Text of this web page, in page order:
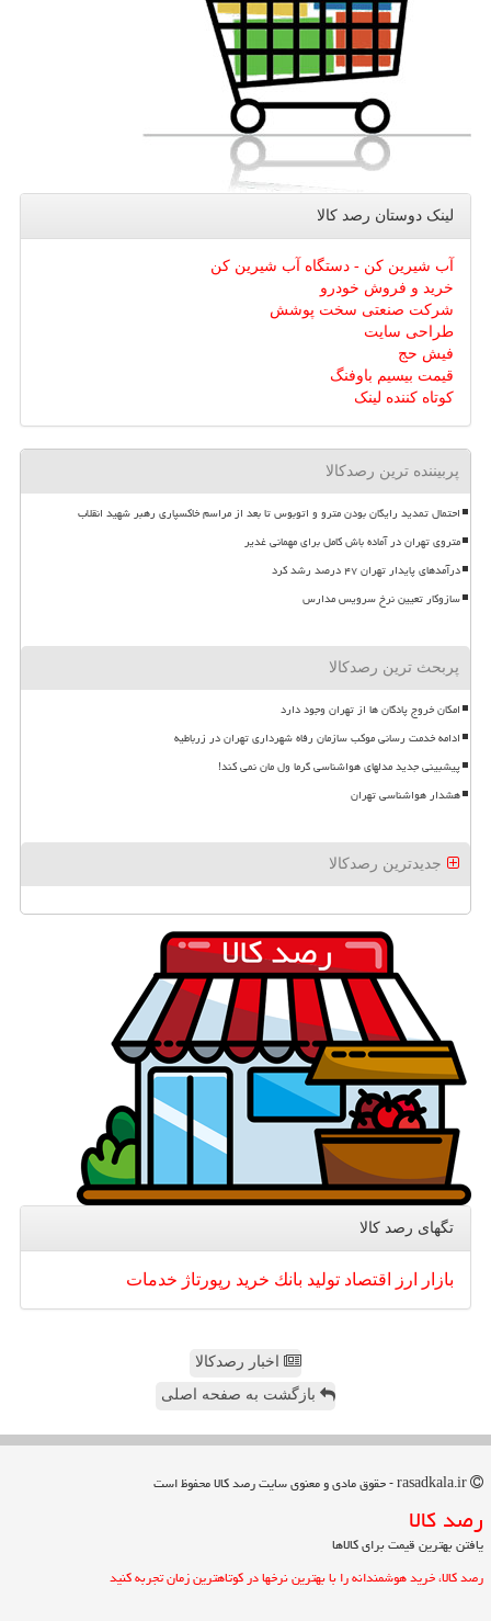
لینک دوستان رصد كالا
آب شیرین کن - دستگاه آب شیرین کن
خرید و فروش خودرو
شرکت صنعتی سخت پوشش
طراحی سایت
فیش حج
قیمت بیسیم باوفنگ
کوتاه کننده لینک
پربیننده ترین رصدکالا
احتمال تمدید رایگان بودن مترو و اتوبوس تا بعد از مراسم خاکسپاری رهبر شهید انقلاب
متروی تهران در آماده باش کامل برای مهمانی غدیر
درآمدهای پایدار تهران ۴۷ درصد رشد کرد
سازوکار تعیین نرخ سرویس مدارس
پربحث ترین رصدکالا
امکان خروج پادگان ها از تهران وجود دارد
ادامه خدمت رسانی موکب سازمان رفاه شهرداری تهران در زرباطیه
پیشبینی جدید مدلهای هواشناسی گرما ول مان نمی کند!
هشدار هواشناسی تهران
جدیدترین رصدکالا
تگهای رصد كالا
بازار ارز اقتصاد تولید بانك خرید رپورتاژ خدمات
اخبار رصدکالا
بازگشت به صفحه اصلی
رصد كالا
یافتن بهترین قیمت برای کالاها
رصد کالا، خرید هوشمندانه را با بهترین نرخها در کوتاهترین زمان تجربه کنید